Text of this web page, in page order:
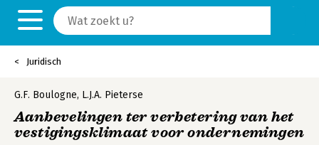
Juridisch
G.F. Boulogne, L.J.A. Pieterse
Aanbevelingen ter verbetering van het
vestigingsklimaat voor ondernemingen